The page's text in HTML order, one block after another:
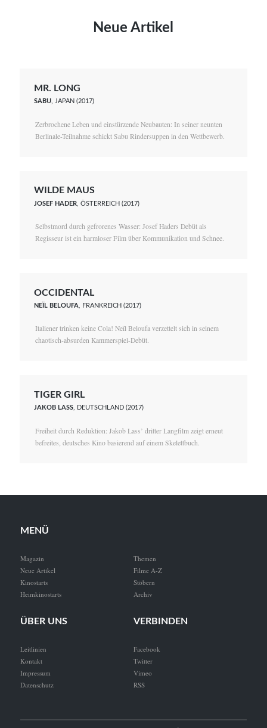
Neue Artikel
MR. LONG
SABU, JAPAN (2017)
Zerbrochene Leben und einstürzende Neubauten: In seiner neunten
Berlinale-Teilnahme schickt Sabu Rindersuppen in den Wettbewerb.
WILDE MAUS
JOSEF HADER , ÖSTERREICH (2017)
Selbstmord durch gefrorenes Wasser: Josef Haders Debüt als
Regisseur ist ein harmloser Film über Kommunikation und Schnee.
OCCIDENTAL
NEÏL BELOUFA , FRANKREICH (2017)
Italiener trinken keine Cola! Neïl Beloufa verzettelt sich in seinem
chaotisch-absurden Kammerspiel-Debüt.
TIGER GIRL
JAKOB LASS, DEUTSCHLAND (2017)
Freiheit durch Reduktion: Jakob Lass’ dritter Langfilm zeigt erneut
befreites, deutsches Kino basierend auf einem Skelettbuch.
MENÜ
Magazin
Neue Artikel
Kinostarts
Heimkinostarts
Themen
Filme A-Z
Stöbern
Archiv
ÜBER UNS
Leitlinien
Kontakt
Impressum
Datenschutz
VERBINDEN
Facebook
Twitter
Vimeo
RSS